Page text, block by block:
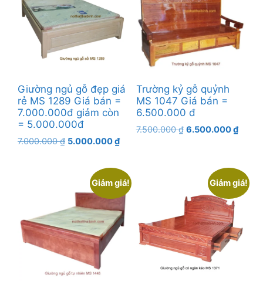
Giường ngủ gỗ đẹp giá
rẻ MS 1289 Giá bán =
7.000.000đ giảm còn
= 5.000.000đ
7.000.000₫ Giá
7.000.000 ₫.
5.000.000₫Giá
là:
5.000.000 ₫.
Trường kỷ gỗ quỷnh
MS 1047 Giá bán =
6.500.000 đ
7.500.000₫ Giá
7.500.000 ₫.
6.500.000₫Giá
Giảm giá! Giảm giá!